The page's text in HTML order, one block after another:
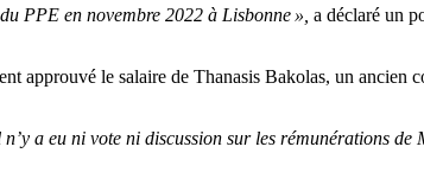
PPE en novembre 2022 à Lisbonne », a déclaré un
approuvé le salaire de Thanasis Bakolas, un ancien
a eu ni vote ni discussion sur les rémunérations de